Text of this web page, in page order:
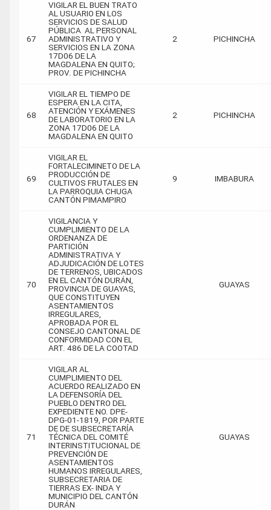
67
VIGILAR EL BUEN TRATO
AL USUARIO EN LOS
SERVICIOS DE SALUD
PÚBLICA AL PERSONAL
ADMINISTRATIVO Y
SERVICIOS EN LA ZONA
17D06 DE LA
MAGDALENA EN QUITO;
PROV. DE PICHINCHA
2 PICHINCHA
68
VIGILAR EL TIEMPO DE
ESPERA EN LA CITA,
ATENCIÓN Y EXÁMENES
DE LABORATORIO EN LA
ZONA 17D06 DE LA
MAGDALENA EN QUITO
2 PICHINCHA
69
VIGILAR EL
FORTALECIMINETO DE LA
PRODUCCIÓN DE
CULTIVOS FRUTALES EN
LA PARROQUIA CHUGA
CANTÓN PIMAMPIRO
9 IMBABURA
70
VIGILANCIA Y
CUMPLIMIENTO DE LA
ORDENANZA DE
PARTICIÓN
ADMINISTRATIVA Y
ADJUDICACIÓN DE LOTES
DE TERRENOS, UBICADOS
EN EL CANTÓN DURÁN,
PROVINCIA DE GUAYAS,
QUE CONSTITUYEN
ASENTAMIENTOS
IRREGULARES,
APROBADA POR EL
CONSEJO CANTONAL DE
CONFORMIDAD CON EL
ART. 486 DE LA COOTAD
GUAYAS
71
VIGILAR AL
CUMPLIMIENTO DEL
ACUERDO REALIZADO EN
LA DEFENSORÍA DEL
PUEBLO DENTRO DEL
EXPEDIENTE NO. DPE-
DPG-01-1819, POR PARTE
DE DE SUBSECRETARÍA
TÉCNICA DEL COMITÉ
INTERINSTITUCIONAL DE
PREVENCIÓN DE
ASENTAMIENTOS
HUMANOS IRREGULARES,
SUBSECRETARIA DE
TIERRAS EX- INDA Y
MUNICIPIO DEL CANTÓN
DURÁN
GUAYAS